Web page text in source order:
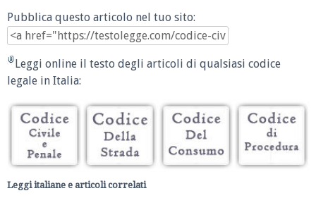
Pubblica questo articolo nel tuo sito:
Leggi online il testo degli articoli di qualsiasi codice
legale in Italia:
Leggi italiane e articoli correlati